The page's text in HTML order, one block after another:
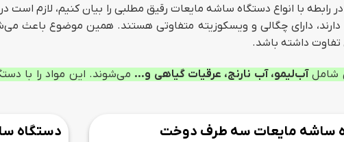
در رابطه با انواع دستگاه ساشه مایعات رقیق مطلبی را بیان کنیم، لازم
دارند، دارای چگالی و ویسکوزیته متفاوتی هستند. همین موضوع باعث
تفاوت داشته باشد.
شاملآب‌لیمو، آب نارنج، عرقیات گیاهی و… می‌شوند. این مواد را با
ساشه مایعات سه طرف دوخت دستگاه